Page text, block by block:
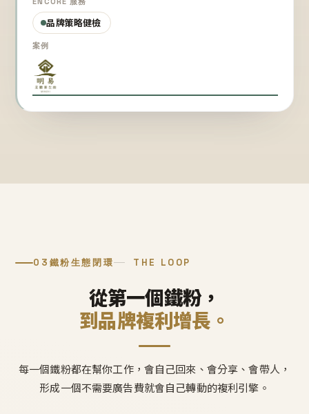
品牌策略健檢
案例
03 鐵粉生態閉環 THE LOOP
從第一個鐵粉，
到品牌複利增長。
每一個鐵粉都在幫你工作，會自己回來、會分享、會帶人，
形成一個不需要廣告費就會自己轉動的複利引擎。